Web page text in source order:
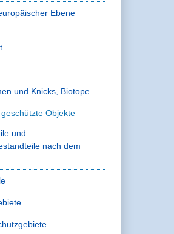
Ebene
und Knicks, Biotope
Objekte
und
nach dem